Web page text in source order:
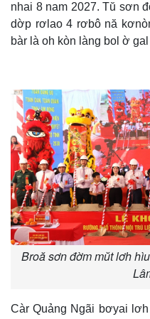
nhai 8 nam 2027. Tŭ sơn
dờp rơlao 4 rơbô nă
bàr là oh kòn làng bol ờ
Broă sơn đờm mŭt lơh
Càr Quảng Ngãi bơyai